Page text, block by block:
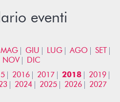
eventi
MAG GIU LUG AGO
SET
NOV
DIC
2016 2017 2018
2019
2024 2025 2026 2027